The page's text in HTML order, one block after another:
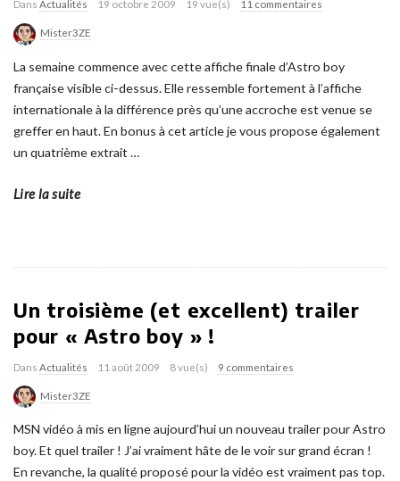
Dans Actualités 19 octobre 2009 19 vue(s) 11 commentaires
Mister3ZE
La semaine commence avec cette affiche finale d’Astro boy
française visible ci-dessus. Elle ressemble fortement à l’affiche
internationale à la différence près qu’une accroche est venue se
greffer en haut. En bonus à cet article je vous propose également
un quatrième extrait…
Lire la suite
Un troisième (et excellent) trailer
pour « Astro boy » !
Dans Actualités 11 août 2009 8 vue(s) 9 commentaires
Mister3ZE
MSN vidéo à mis en ligne aujourd’hui un nouveau trailer pour Astro
boy. Et quel trailer ! J’ai vraiment hâte de le voir sur grand écran !
En revanche, la qualité proposé pour la vidéo est vraiment pas top.